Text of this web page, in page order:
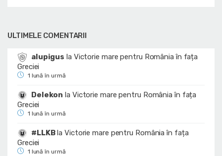
ULTIMELE COMENTARII
alupigus la Victorie mare pentru România în fața
Greciei
1 lună în urmă
Delekon la Victorie mare pentru România în fața
Greciei
1 lună în urmă
#LLKBlaVictorie mare pentru România în fața
Greciei
1 lună în urmă